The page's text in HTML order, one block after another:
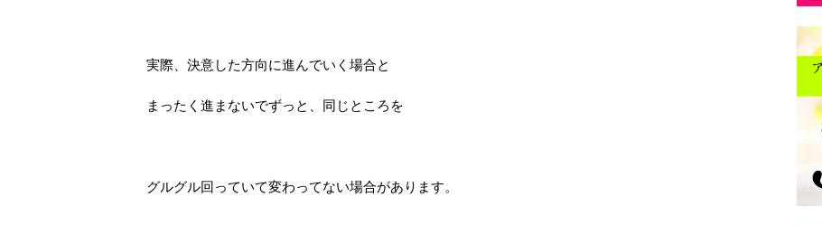
実際、決意した方向に進んでいく場合と
まったく進まないでずっと、同じところを
グルグル回っていて変わってない場合があります。